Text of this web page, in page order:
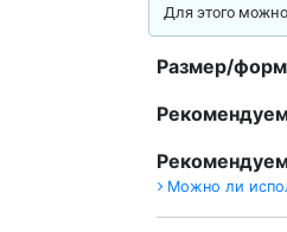
Для этого
Размер/
Можно ли